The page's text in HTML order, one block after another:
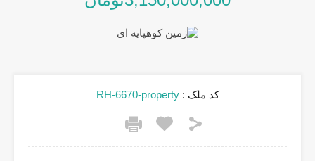
کد ملک : RH-6670-property